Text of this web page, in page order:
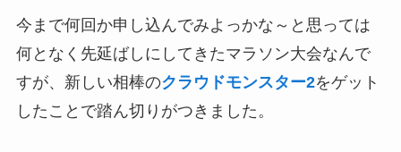
今まで何回か申し込んでみよっかな～と思っては
何となく先延ばしにしてきたマラソン大会なんで
すが、新しい相棒のクラウドモンスター2をゲット
したことで踏ん切りがつきました。